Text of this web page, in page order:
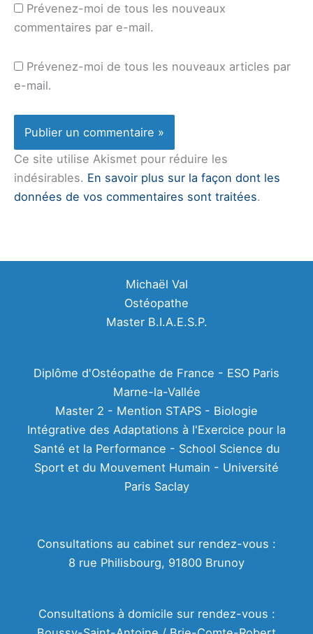
Prévenez-moi de tous les nouveaux
commentaires par e-mail.
Prévenez-moi de tous les nouveaux articles par
e-mail.
Ce site utilise Akismet pour réduire les
indésirables. En savoir plus sur la façon dont les
données de vos commentaires sont traitées.
Michaël Val
Ostéopathe
Master B.I.A.E.S.P.
Diplôme d'Ostéopathe de France - ESO Paris
Marne-la-Vallée
Master 2 - Mention STAPS - Biologie
Intégrative des Adaptations à l'Exercice pour la
Santé et la Performance - School Science du
Sport et du Mouvement Humain - Université
Paris Saclay
Consultations au cabinet sur rendez-vous :
8 rue Philisbourg, 91800 Brunoy
Consultations à domicile sur rendez-vous :